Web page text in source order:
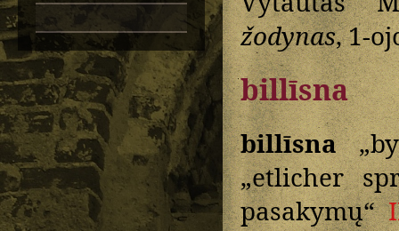
žodynas, 1-
billīsna
billīsna
„etlicher
pasakymų“